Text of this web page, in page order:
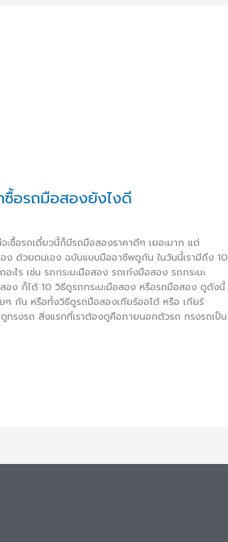
อรถมือสองยังไงดี
ซื้อรถเดี๋ยวนี้ก็มีรถมือสองราคาดีๆ เยอะมาก แต่
ง ด้วยตนเอง ฉบับแบบมืออาชีพดูกัน ในวันนี้เรามีถึง 10
ไร เช่น รถกระบะมือสอง รถเก๋งมือสอง รถกระบะ
อง ก็ได้ 10 วิธีดูรถกระบะมือสอง หรือรถมือสอง ดูดังนี้
ๆ กัน หรือทั้งวิธีดูรถมือสองเกียร์ออโต้ หรือ เกียร์
ทรงรถ สิ่งแรกที่เราต้องดูคือภายนอกตัวรถ ทรงรถเป็น